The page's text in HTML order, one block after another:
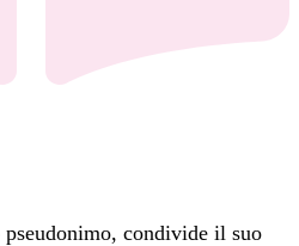
condivide il suo